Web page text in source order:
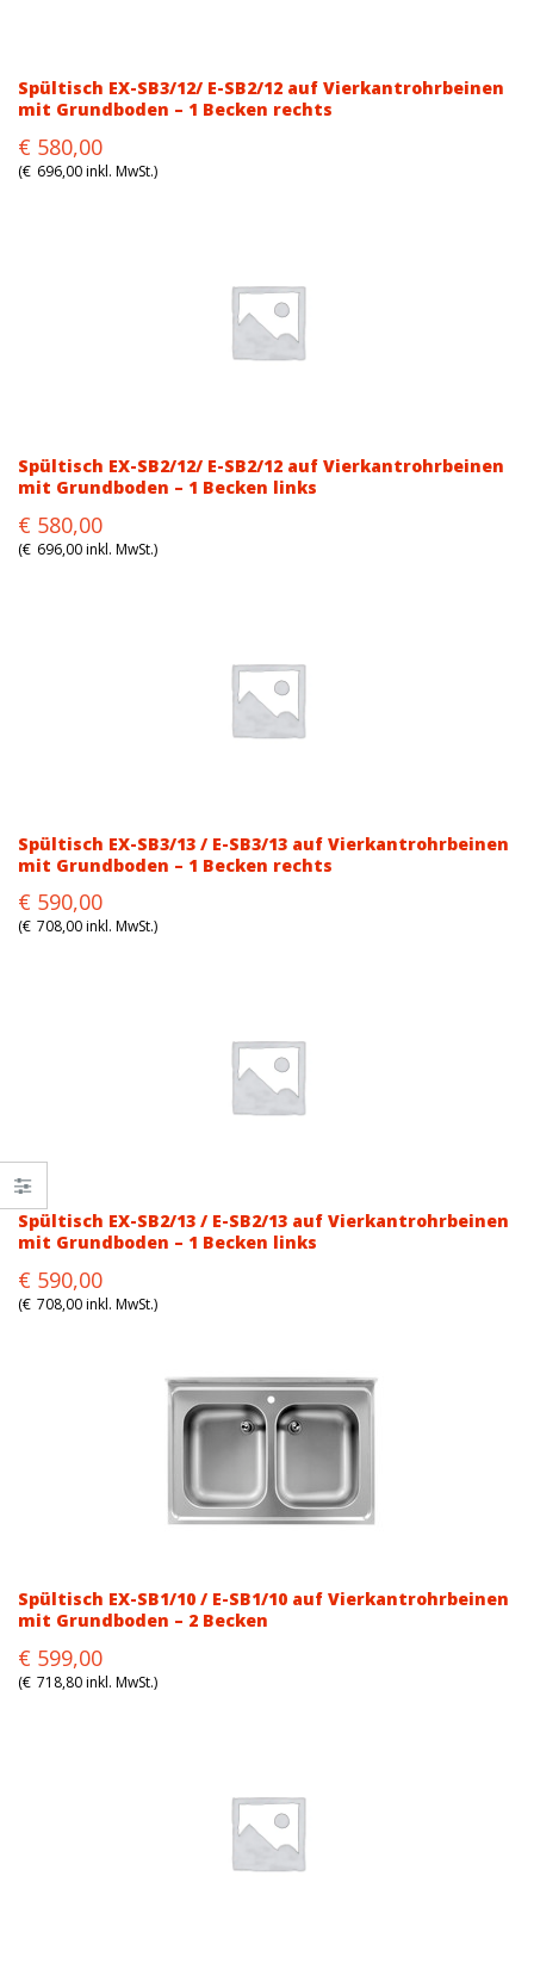
Spültisch EX-SB3/12/ E-SB2/12 auf Vierkantrohrbeinen
mit Grundboden – 1 Becken rechts
Original
price
€ 580,00
price
(€ 696,00inkl. MwSt.)
Spültisch EX-SB2/12/ E-SB2/12 auf Vierkantrohrbeinen
mit Grundboden – 1 Becken links
Original
price
€ 580,00
price
(€ 696,00inkl. MwSt.)
Spültisch EX-SB3/13 / E-SB3/13 auf Vierkantrohrbeinen
mit Grundboden – 1 Becken rechts
Original
price
€ 590,00
price
(€ 708,00inkl. MwSt.)
Spültisch EX-SB2/13 / E-SB2/13 auf Vierkantrohrbeinen
mit Grundboden – 1 Becken links
Original
price
€ 590,00
price
(€ 708,00inkl. MwSt.)
Spültisch EX-SB1/10 / E-SB1/10 auf Vierkantrohrbeinen
mit Grundboden – 2 Becken
Original
price
€ 599,00
price
(€ 718,80inkl. MwSt.)